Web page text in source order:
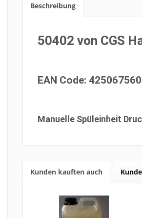
Beschreibung
50402 von CGS
EAN Code:
Manuelle Spüleinheit
Kunden kauften auch